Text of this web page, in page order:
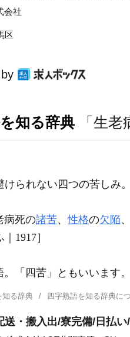
会社
区
知る辞典 「生老
けられない四つの苦しみ
病死の諸苦、性格の欠陥
1917］
「四苦」ともいいます。
知る辞典 四字熟語を知る辞典
送・搬入出/寮完備/日払